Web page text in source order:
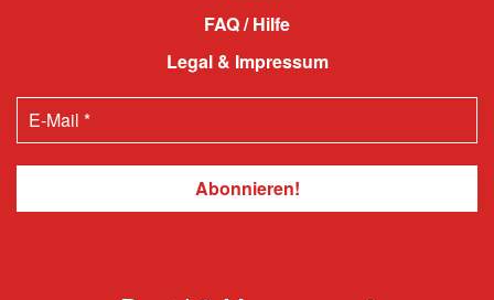
FAQ / Hilfe
Legal & Impressum